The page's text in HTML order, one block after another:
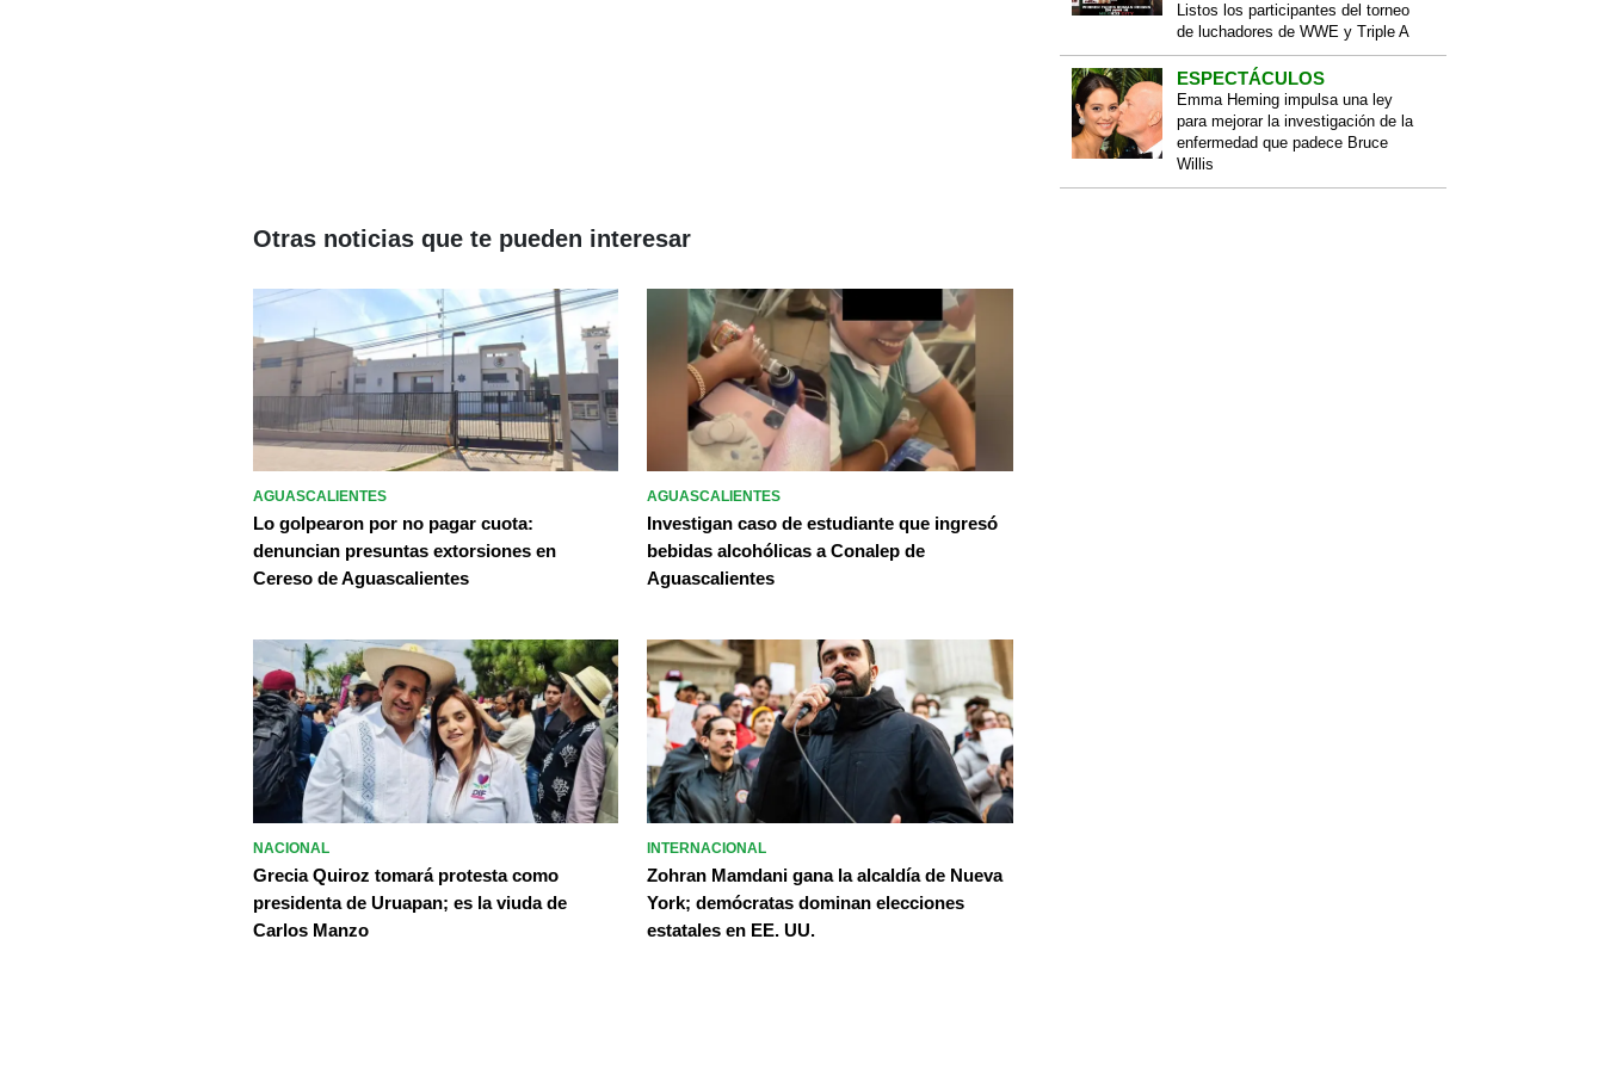
Listos los participantes del torneo
de luchadores de WWE y Triple A
ESPECTÁCULOS
Emma Heming impulsa una ley
para mejorar la investigación de la
enfermedad que padece Bruce
Willis
Otras noticias que te pueden interesar
AGUASCALIENTES
Lo golpearon por no pagar cuota:
denuncian presuntas extorsiones en
Cereso de Aguascalientes
AGUASCALIENTES
Investigan caso de estudiante que ingresó
bebidas alcohólicas a Conalep de
Aguascalientes
NACIONAL
Grecia Quiroz tomará protesta como
presidenta de Uruapan; es la viuda de
Carlos Manzo
INTERNACIONAL
Zohran Mamdani gana la alcaldía de Nueva
York; demócratas dominan elecciones
estatales en EE. UU.